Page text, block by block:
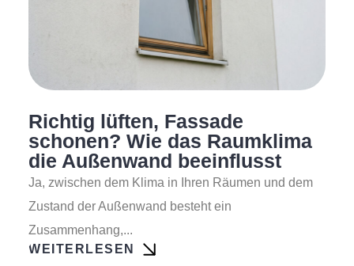
Richtig lüften, Fassade
schonen? Wie das Raumklima
die Außenwand beeinflusst
Ja, zwischen dem Klima in Ihren Räumen und dem
Zustand der Außenwand besteht ein
Zusammenhang,...
WEITERLESEN